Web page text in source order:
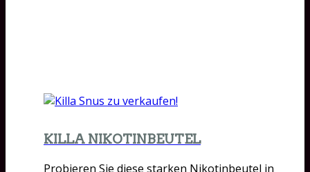
KILLA NIKOTINBEUTEL
Probieren Sie diese starken Nikotinbeutel in